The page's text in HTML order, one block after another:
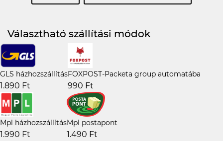
Választható szállítási módok
GLS házhozszállítás
1.890 Ft
FOXPOST-Packeta group automatába
990 Ft
Mpl házhozszállítás
1.990 Ft
Mpl postapont
1.490 Ft